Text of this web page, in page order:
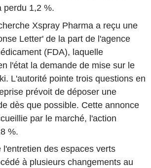
perdu 1,2 %.
Xspray Pharma a reçu une
Letter' de la part de l'agence
(FDA), laquelle
l'état la demande de mise sur le
L'autorité pointe trois questions en
prévoit de déposer une
dès que possible. Cette annonce
par le marché, l'action
%.
l'entretien des espaces verts
à plusieurs changements au